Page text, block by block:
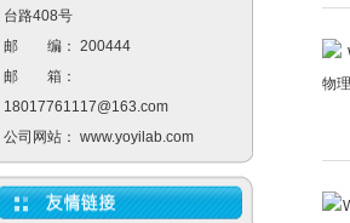
台路408号
邮 编： 200444
邮 箱：
18017761117@163.com
公司网站： www.yoyilab.com